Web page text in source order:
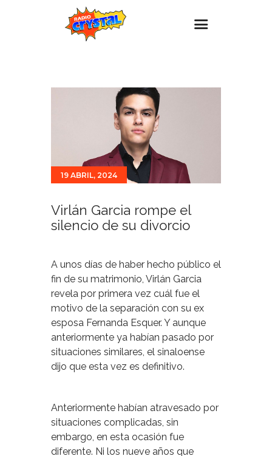
Promociones
Noticias
Para ti
19 ABRIL, 2024
Virlán Garcia rompe el
silencio de su divorcio
A unos días de haber hecho público el
fin de su matrimonio, Virlán Garcia
revela por primera vez cuál fue el
motivo de la separación con su ex
esposa Fernanda Esquer. Y aunque
anteriormente ya habían pasado por
situaciones similares, el sinaloense
dijo que esta vez es definitivo.
Anteriormente habían atravesado por
situaciones complicadas, sin
embargo, en esta ocasión fue
diferente. Ni los nueve años que